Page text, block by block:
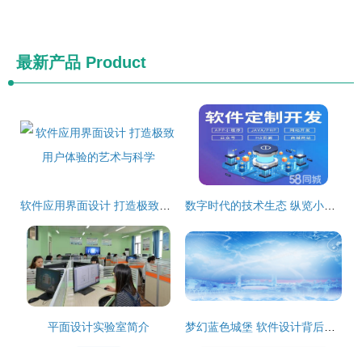
最新产品 Product
平面设计实验室简介